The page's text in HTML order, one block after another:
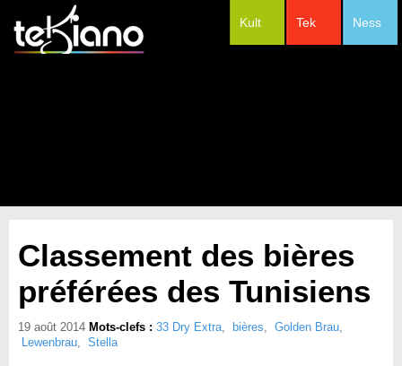
Ness
Tek
Kult
Classement des bières
préférées des Tunisiens
19 août 2014 Mots-clefs : 33 Dry Extra, bières, Golden Brau,
Lewenbrau, Stella